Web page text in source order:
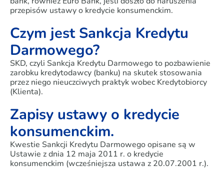
przepisów ustawy o kredycie konsumenckim.
Czym jest Sankcja Kredytu
Darmowego?
SKD, czyli Sankcja Kredytu Darmowego to pozbawienie
zarobku kredytodawcy (banku) na skutek stosowania
przez niego nieuczciwych praktyk wobec Kredytobiorcy
(Klienta).
Zapisy ustawy o kredycie
konsumenckim.
Kwestie Sankcji Kredytu Darmowego opisane są w
Ustawie z dnia 12 maja 2011 r. o kredycie
konsumenckim (wcześniejsza ustawa z 20.07.2001 r.).